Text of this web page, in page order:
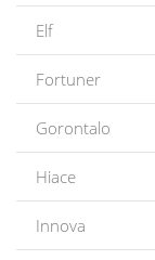
Elf
Fortuner
Gorontalo
Hiace
Innova